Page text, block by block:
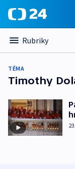
Rubriky
TÉMA
Timothy